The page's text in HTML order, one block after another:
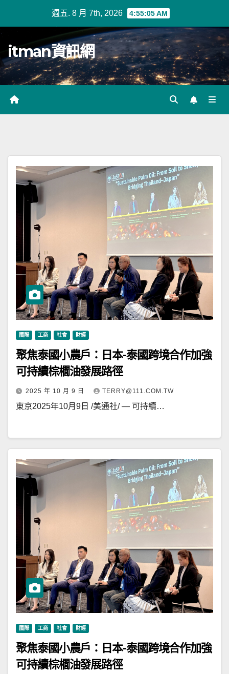
週五. 8 月 7th, 2026 4:55:06 AM
itman資訊網
國際 工商 社會 財經
聚焦泰國小農戶：日本-泰國跨境合作加強
可持續棕櫚油發展路徑
2025 年 10 月 9 日 TERRY@111.COM.TW
東京2025年10月9日 /美通社/ — 可持續…
國際 工商 社會 財經
聚焦泰國小農戶：日本-泰國跨境合作加強
可持續棕櫚油發展路徑